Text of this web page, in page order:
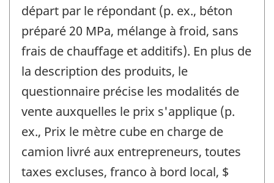
départ par le répondant (p. ex., béton
préparé 20 MPa, mélange à froid, sans
frais de chauffage et additifs). En plus de
la description des produits, le
questionnaire précise les modalités de
vente auxquelles le prix s'applique (p.
ex., Prix le mètre cube en charge de
camion livré aux entrepreneurs, toutes
taxes excluses, franco à bord local, $